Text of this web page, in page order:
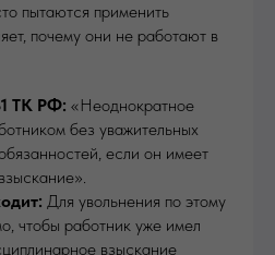
пытаются применить
почему они не работают в
ТК РФ: «Неоднократное
без уважительных
если он имеет
Для увольнения по этому
чтобы работник уже имел
взыскание